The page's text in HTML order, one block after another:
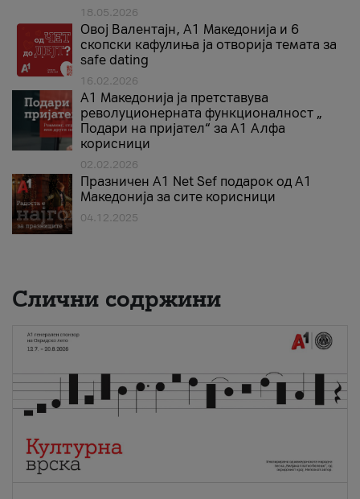
18.05.2026
Овој Валентајн, A1 Македонија и 6
скопски кафулиња ја отворија темата за
safe dating
16.02.2026
А1 Македонија ја претставува
револуционерната функционалност „
Подари на пријател“ за А1 Алфа
корисници
02.02.2026
Празничен A1 Net Sеf подарок од А1
Македонија за сите корисници
04.12.2025
Слични содржини